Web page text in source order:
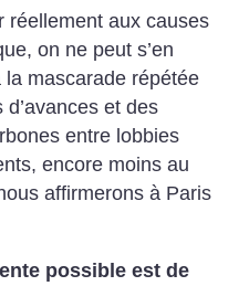
réellement aux causes
on ne peut s’en
mascarade répétée
et des
entre lobbies
encore moins au
affirmerons à Paris
possible est de